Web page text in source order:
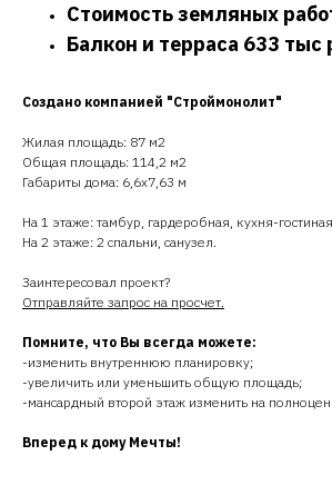
Стоимость земляных
Балкон и терраса 633 тыс
Создано компанией "Строймонолит"
Жилая площадь: 87 м2
Общая площадь: 114,2 м2
Габариты дома: 6,6х7,63 м
На 1 этаже: тамбур, гардеробная, кухня-
На 2 этаже: 2 спальни, санузел.
Заинтересовал проект?
Отправляйте запрос на просчет.
Помните, что Вы всегда можете:
-изменить внутреннюю планировку;
-увеличить или уменьшить общую площадь;
-мансардный второй этаж изменить на
Вперед к дому Мечты!